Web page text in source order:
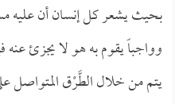
بحيث يشعر كل إنسان أن عليه
وواجباً يقوم به هو لا يجزئ
يتم من خلال الطَّرْق المتواصل